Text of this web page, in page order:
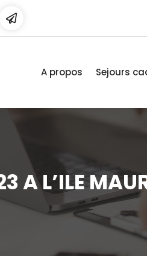
A propos Sejours
A L’ILE